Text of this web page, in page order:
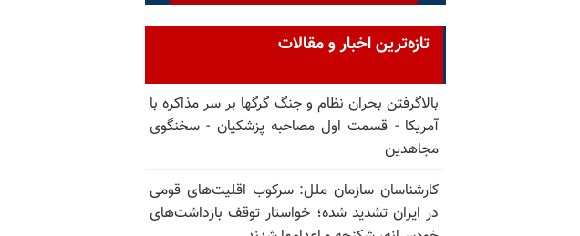
تازه‌ترین اخبار و مقالات
بالا‌گرفتن بحران نظام و جنگ گرگها بر سر مذاکره با
آمریکا - قسمت اول مصاحبه پزشکیان - سخنگوی
مجاهدین
کارشناسان سازمان ملل: سرکوب اقلیت‌های قومی
در ایران تشدید شده؛ خواستار توقف بازداشت‌های